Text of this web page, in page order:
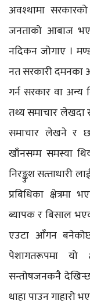
अवश्थामा
जनताको आबाज
नदिकन जोगाए ।
नत सरकारी दमनका
गर्न सरकार वा
तथ्य समाचार लेखदा
समाचार लेखने र
खाँनसम्म समस्या
निरङ्कुश सत्‍ताधारी
प्रबिधिका क्षेत्रमा
ब्यापक र बिसाल
एउटा आँगन
पेशागतरूपमा यो
सन्तोषजनकनै
थाहा पाउन गाहारो